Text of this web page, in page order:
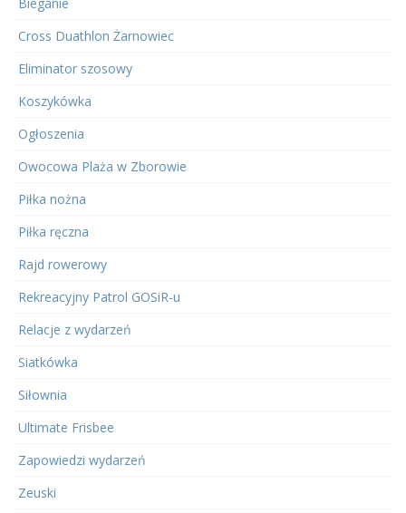
Cross Duathlon Żarnowiec
Eliminator szosowy
Koszykówka
Ogłoszenia
Owocowa Plaża w Zborowie
Piłka nożna
Piłka ręczna
Rajd rowerowy
Rekreacyjny Patrol GOSiR-u
Relacje z wydarzeń
Siatkówka
Siłownia
Ultimate Frisbee
Zapowiedzi wydarzeń
Zeuski